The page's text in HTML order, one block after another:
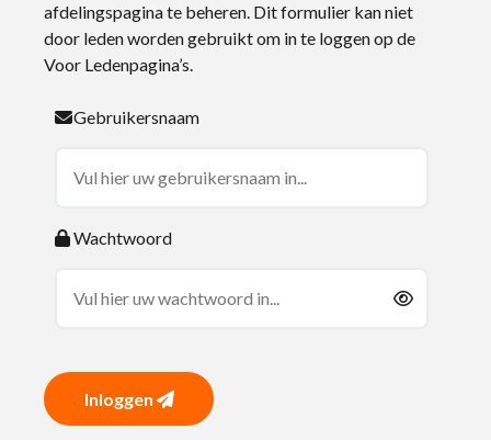
afdelingspagina te beheren. Dit formulier kan niet
door leden worden gebruikt om in te loggen op de
Voor Ledenpagina’s.
Gebruikersnaam
Wachtwoord
Inloggen